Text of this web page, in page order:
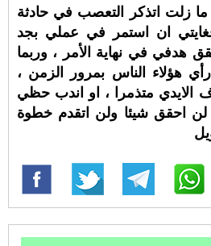
زلت اتذكر التعصب في حادثة
ان استمر في عملي بجد
هدفي في نهاية الأمر ، وربما
هؤلاء الناس بمرور الزمن ،
الايدي متذمرا ، او اندب حظي
لن احقق شيئا ولن اتقدم خطوة